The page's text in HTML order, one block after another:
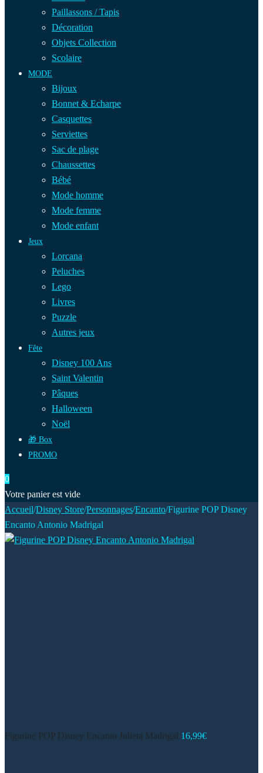
Paillassons / Tapis
Décoration
Objets Collection
Scolaire
MODE
Bijoux
Bonnet & Echarpe
Casquettes
Serviettes
Sac de plage
Chaussettes
Bébé
Mode homme
Mode femme
Mode enfant
Jeux
Lorcana
Peluches
Lego
Livres
Puzzle
Autres jeux
Fête
Disney 100 Ans
Saint Valentin
Pâques
Halloween
Noël
🎁 Box
PROMO
0
Votre panier est vide
Accueil/Disney Store/Personnages/Encanto/Figurine POP Disney
Encanto Antonio Madrigal
Figurine POP Disney Encanto Julieta Madrigal 16,99€